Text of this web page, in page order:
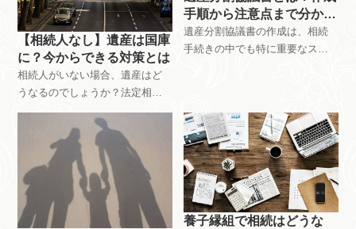
相談なら、行政書士佐伯和亮事
務所へ。
士佐伯和亮事務所へご相談くだ
さい。
【相続人なし】遺産は国庫
に？今からできる対策とは
相続人がいない場合、遺産はど
うなるのでしょうか？法定相続
人がいない、相続放棄、欠格・
廃除など、相続人がいない場合
の財産の行方と今からできる対
策、注意点などをわかりやすく
解説します。愛媛県今治市で相
続のご相談なら、行政書士佐伯
和亮事務所へ。
手順から注意点まで分かり
やすく解説
遺産分割協議書の作成は、相続
手続きの中でも特に重要なステ
まとめた遺産分割協議書の作成
方法について、具体的な手順を
踏まえて分かりやすく解説して
います。愛媛県今治市の相続相
談は行政書士佐伯和亮事務所ま
で。
養子縁組で相続はどうな